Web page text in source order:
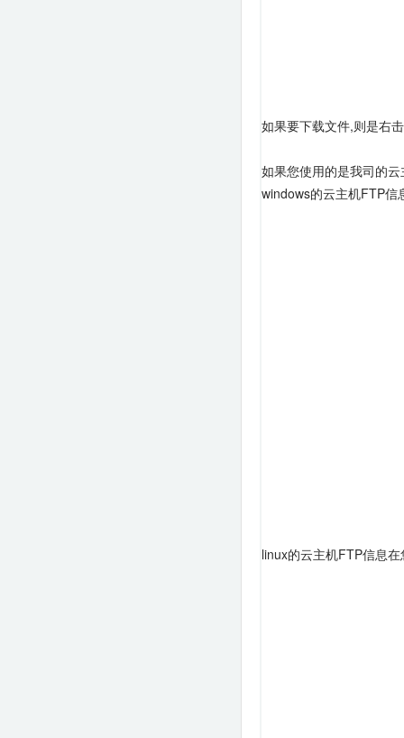
如果要下载文件,则是右
如果您使用的是我司的
windows的云主机FTP信
linux的云主机FTP信息